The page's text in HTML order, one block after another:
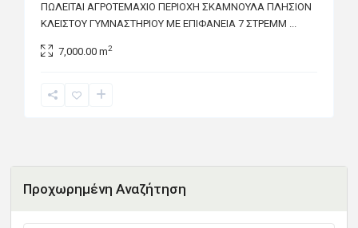
ΠΩΛΕΙΤΑΙ ΑΓΡΟΤΕΜΑΧΙΟ ΠΕΡΙΟΧΗ ΣΚΑΜΝΟΥΛΑ ΠΛΗΣΙΟΝ
ΚΛΕΙΣΤΟΥ ΓΥΜΝΑΣΤΗΡΙΟΥ ΜΕ ΕΠΙΦΑΝΕΙΑ 7 ΣΤΡΕΜΜ ...
7,000.00 m2
Προχωρημένη Αναζήτηση